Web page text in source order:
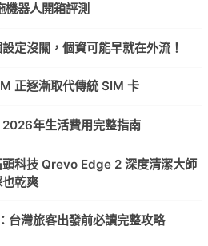
器人開箱評測
定沒關，個資可能早就在外流！
正逐漸取代傳統 SIM 卡
年生活費用完整指南
科技 Qrevo Edge 2 深度清潔大師
乾爽
台灣旅客出發前必讀完整攻略